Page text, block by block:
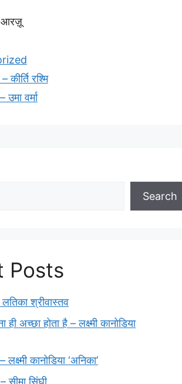
आरज़ू
रश्मि
वर्मा
Search
Posts
लतिका श्रीवास्तव
अच्छा होता है – लक्ष्मी कानोडिया
कानोडिया ‘अनिका’
सीमा सिंघी